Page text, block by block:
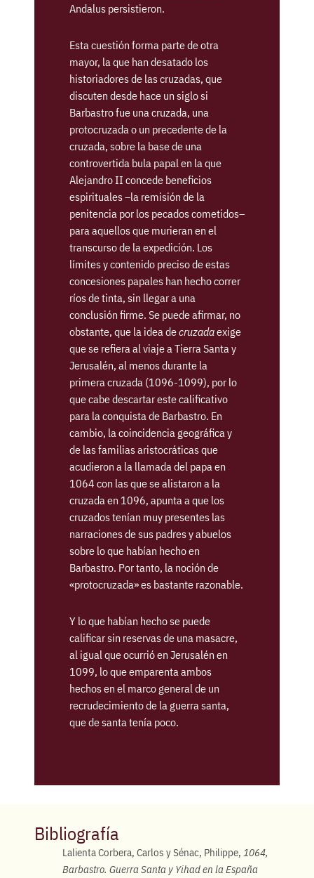
Andalus persistieron.
Esta cuestión forma parte de otra
mayor, la que han desatado los
historiadores de las cruzadas, que
discuten desde hace un siglo si
Barbastro fue una cruzada, una
protocruzada o un precedente de la
cruzada, sobre la base de una
controvertida bula papal en la que
Alejandro II concede beneficios
espirituales –la remisión de la
penitencia por los pecados cometidos–
para aquellos que murieran en el
transcurso de la expedición. Los
límites y contenido preciso de estas
concesiones papales han hecho correr
ríos de tinta, sin llegar a una
conclusión firme. Se puede afirmar, no
obstante, que la idea decruzadaexige
que se refiera al viaje a Tierra Santa y
Jerusalén, al menos durante la
primera cruzada (1096-1099), por lo
que cabe descartar este calificativo
para la conquista de Barbastro. En
cambio, la coincidencia geográfica y
de las familias aristocráticas que
acudieron a la llamada del papa en
1064 con las que se alistaron a la
cruzada en 1096, apunta a que los
cruzados tenían muy presentes las
narraciones de sus padres y abuelos
sobre lo que habían hecho en
Barbastro. Por tanto, la noción de
«protocruzada» es bastante razonable.
Y lo que habían hecho se puede
calificar sin reservas de una masacre,
al igual que ocurrió en Jerusalén en
1099, lo que emparenta ambos
hechos en el marco general de un
recrudecimiento de la guerra santa,
que de santa tenía poco.
Bibliografía
Lalienta Corbera, Carlos y Sénac, Philippe, 1064,
Barbastro. Guerra Santa y Yihad en la España